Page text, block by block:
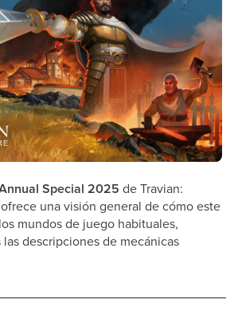
Special 2025 de Travian:
una visión general de cómo este
mundos de juego habituales,
descripciones de mecánicas